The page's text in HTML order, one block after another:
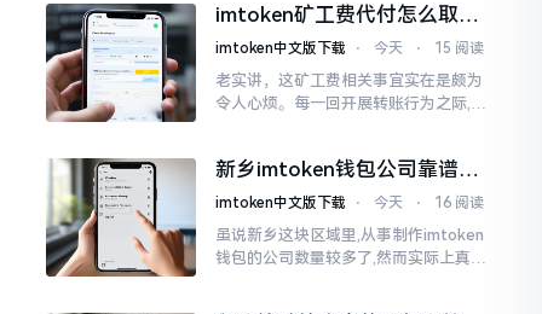
却提心吊胆、神经紧绷。
imtoken矿工费代付怎么取
消？老手教你几招
imtoken中文版下载 ⋅ 今天 ⋅ 15 阅读
老实讲，这矿工费相关事宜实在是颇为
令人心烦。每一回开展转账行为之际,就
时隔多年
新乡imtoken钱包公司靠谱
吗？普通人怎么避坑
imtoken中文版下载 ⋅ 今天 ⋅ 16 阅读
虽说新乡这块区域里,从事制作imtoken
钱包的公司数量较多了,然而实际上真正